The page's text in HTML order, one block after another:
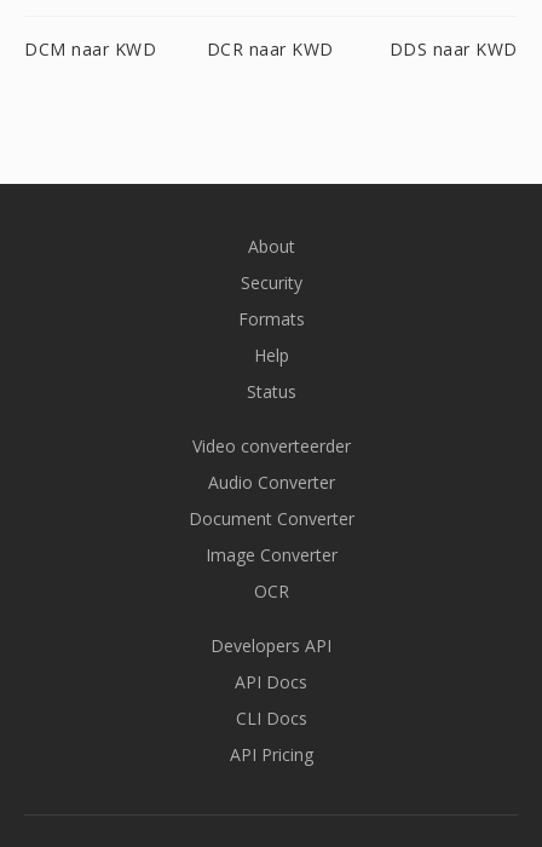
DCM naar KWD DCR naar KWD DDS naar KWD
About
Security
Formats
Help
Status
Video converteerder
Audio Converter
Document Converter
Image Converter
OCR
Developers API
API Docs
CLI Docs
API Pricing